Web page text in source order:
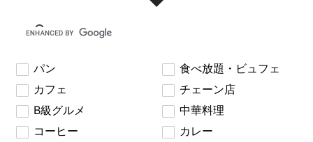
パン
食べ放題・ビュフェ
カフェ
チェーン店
B級グルメ
中華料理
コーヒー
カレー